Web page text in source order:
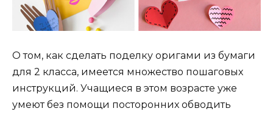
О том, как сделать поделку оригами из бумаги
для 2 класса, имеется множество пошаговых
инструкций. Учащиеся в этом возрасте уже
умеют без помощи посторонних обводить